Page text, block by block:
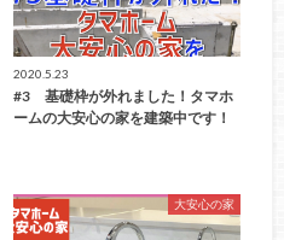
2020.5.23
#3 基礎枠が外れました！タマホ
ームの大安心の家を建築中です！
大安心の家